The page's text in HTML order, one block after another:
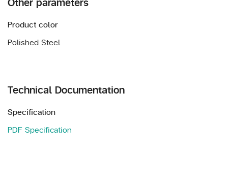
Product color
Polished Steel
Technical Documentation
Specification
PDF Specification